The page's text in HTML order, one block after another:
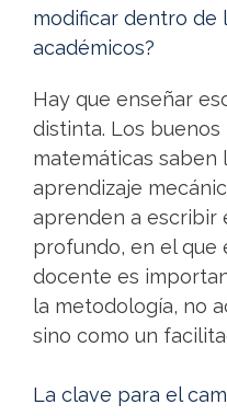
modificar dentro de
académicos?
Hay que enseñar
distinta. Los
matemáticas
aprendizaje
aprenden a escribir
profundo, en el que
docente es
la metodología, no
sino como un
La clave para el